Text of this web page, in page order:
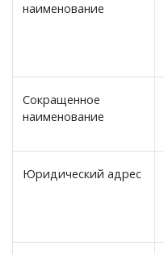
наименование
Сокращенное
наименование
Юридический адрес